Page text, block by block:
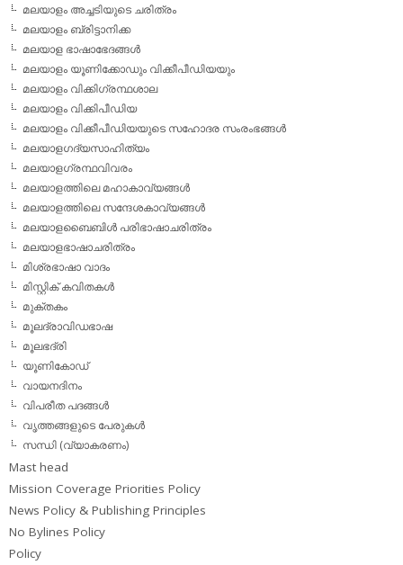
മലയാളം അച്ചടിയുടെ ചരിത്രം
മലയാളം ബ്രിട്ടാനിക്ക
മലയാള ഭാഷാഭേദങ്ങള്‍
മലയാളം യൂണിക്കോഡും വിക്കീപീഡിയയും
മലയാളം വിക്കിഗ്രന്ഥശാല
മലയാളം വിക്കിപീഡിയ
മലയാളം വിക്കീപീഡിയയുടെ സഹോദര സംരംഭങ്ങള്‍
മലയാളഗദ്യസാഹിത്യം
മലയാളഗ്രന്ഥവിവരം
മലയാളത്തിലെ മഹാകാവ്യങ്ങള്‍
മലയാളത്തിലെ സന്ദേശകാവ്യങ്ങള്‍
മലയാളബൈബിള്‍ പരിഭാഷാചരിത്രം
മലയാളഭാഷാചരിത്രം
മിശ്രഭാഷാ വാദം
മിസ്റ്റിക് കവിതകള്‍
മുക്തകം
മൂലദ്രാവിഡഭാഷ
മൂലഭദ്രി
യൂണികോഡ്
വായനദിനം
വിപരീത പദങ്ങള്‍
വൃത്തങ്ങളുടെ പേരുകള്‍
സന്ധി (വ്യാകരണം)
Mast head
Mission Coverage Priorities Policy
News Policy & Publishing Principles
No Bylines Policy
Policy